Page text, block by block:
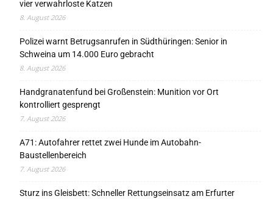
vier verwahrloste Katzen
8. August 2026
Polizei warnt Betrugsanrufen in Südthüringen: Senior in
Schweina um 14.000 Euro gebracht
8. August 2026
Handgranatenfund bei Großenstein: Munition vor Ort
kontrolliert gesprengt
7. August 2026
A71: Autofahrer rettet zwei Hunde im Autobahn-
Baustellenbereich
7. August 2026
Sturz ins Gleisbett: Schneller Rettungseinsatz am Erfurter